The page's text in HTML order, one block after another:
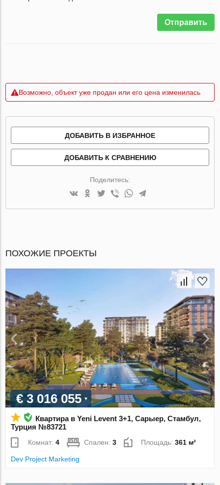
Отправить
Возможно, объект уже продан или его цена изменилась
ДОБАВИТЬ В ИЗБРАННОЕ
ДОБАВИТЬ К СРАВНЕНИЮ
Поделитесь:
ПОХОЖИЕ ПРОЕКТЫ
€ 3 016 055
Квартира в Yeni Levent 3+1, Сарыер, Стамбул,
Турция №83721
Комнат:4 Спален:3 Площадь:361 м²
Dev Project Marketing